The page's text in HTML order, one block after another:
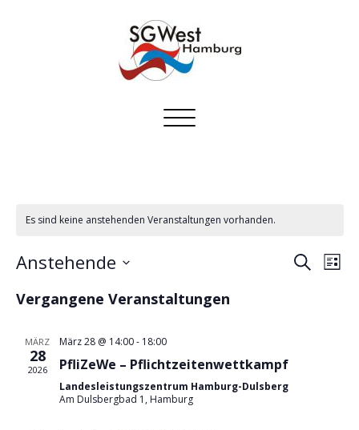
Toggle
Es sind keine anstehenden Veranstaltungen vorhanden.
SucheListe
Anstehende
wählen.
Vergangene Veranstaltungen
MÄRZ
28
2026
März 28 @ 14:00- 18:00
PfliZeWe – Pflichtzeitenwettkampf
Landesleistungszentrum Hamburg-Dulsberg
Am Dulsbergbad 1, Hamburg